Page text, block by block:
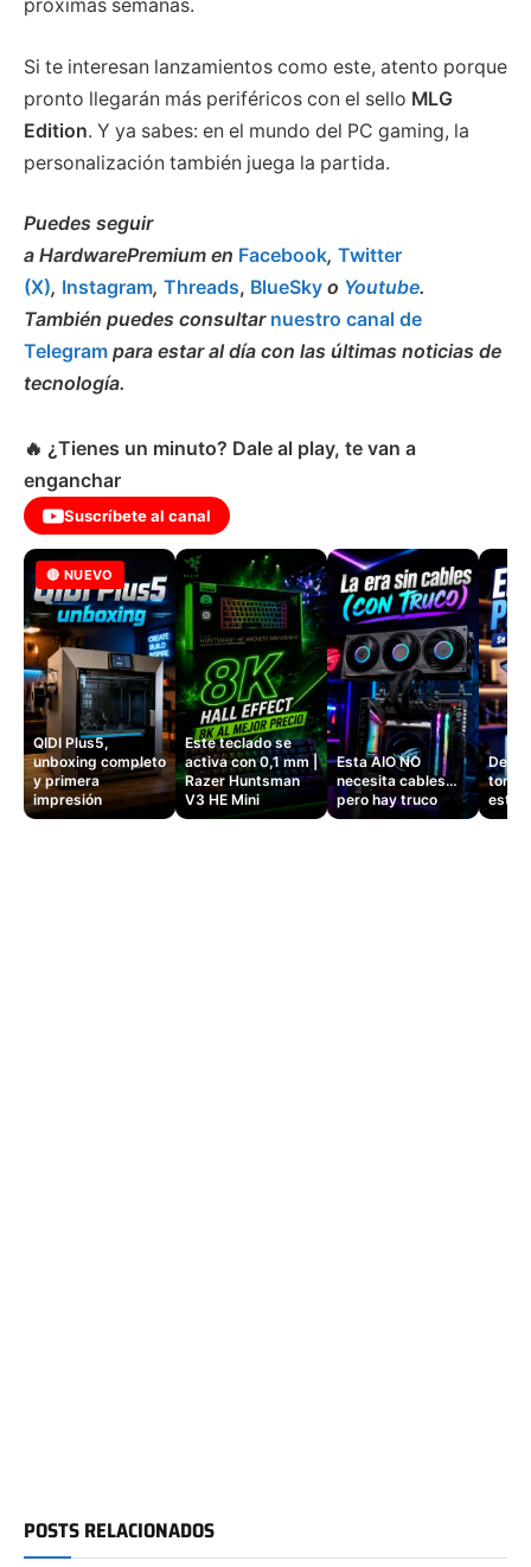
próximas semanas.
Si te interesan lanzamientos como este, atento porque
pronto llegarán más periféricos con el sello MLG
Edition. Y ya sabes: en el mundo del PC gaming, la
personalización también juega la partida.
Puedes seguir
a HardwarePremium en Facebook, Twitter
(X), Instagram, Threads, BlueSky o Youtube.
También puedes consultar nuestro canal de
Telegram para estar al día con las últimas noticias de
tecnología.
🔥 ¿Tienes un minuto? Dale al play, te van a
enganchar
Suscríbete al canal
🔴 NUEVO
QIDI Plus5,
unboxing completo
y primera
impresión
Este teclado se
activa con 0,1 mm |
Razer Huntsman
V3 HE Mini
Esta AIO NO
necesita cables…
pero hay truco
Dejé
este
POSTS RELACIONADOS